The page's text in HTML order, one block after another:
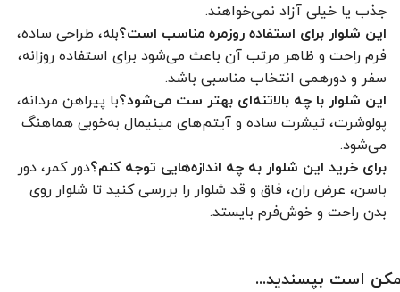
جذب یا خیلی آزاد نمی‌خواهند.
این شلوار برای استفاده روزمره مناسب است؟بله، طراحی ساده،
فرم راحت و ظاهر مرتب آن باعث می‌شود برای استفاده روزانه،
سفر و دورهمی انتخاب مناسبی باشد.
این شلوار با چه بالاتنه‌ای بهتر ست می‌شود؟با پیراهن مردانه،
پولوشرت، تیشرت ساده و آیتم‌های مینیمال به‌خوبی هماهنگ
می‌شود.
برای خرید این شلوار به چه اندازه‌هایی توجه کنم؟دور کمر، دور
باسن، عرض ران، فاق و قد شلوار را بررسی کنید تا شلوار روی
بدن راحت و خوش‌فرم بایستد.
است بپسندید...